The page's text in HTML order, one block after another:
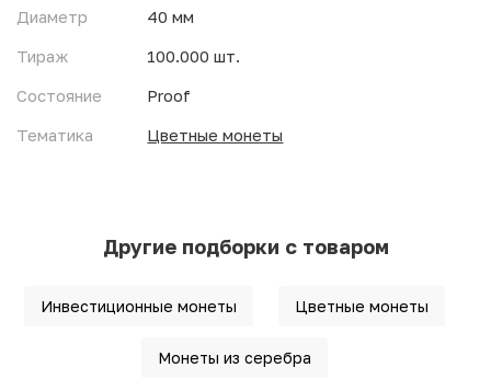
Диаметр
40 мм
Тираж
100.000 шт.
Состояние
Proof
Тематика
Цветные монеты
Другие подборки с товаром
Инвестиционные монеты Цветные монеты
Монеты из серебра